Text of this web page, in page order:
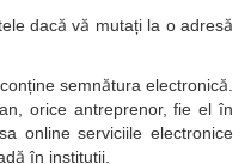
dacă vă mutați la o adresă
semnătura electronică.
orice antreprenor, fie el în
online serviciile electronice
în instituții.